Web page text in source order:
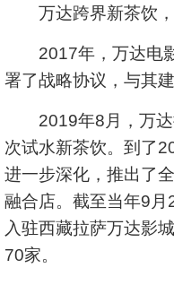
万达跨界新茶饮，
2017年，万达电影
署了战略协议，与其
2019年8月，万达
次试水新茶饮。到了
进一步深化，推出了
融合店。截至当年9
入驻西藏拉萨万达影
70家。